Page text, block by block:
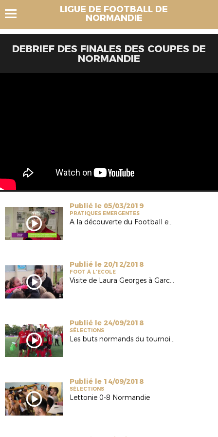
LIGUE DE FOOTBALL DE
NORMANDIE
DEBRIEF DES FINALES DES COUPES DE
NORMANDIE
Publié le 05/03/2019
PRATIQUES EMERGENTES
A la découverte du Football en Marchant
Publié le 20/12/2018
FOOT À L'ECOLE
Visite de Laura Georges à Garcelles-Secqueville
Publié le 24/09/2018
SÉLECTIONS
Les buts normands du tournoi qualificatif européen
Publié le 14/09/2018
SÉLECTIONS
Lettonie 0-8 Normandie